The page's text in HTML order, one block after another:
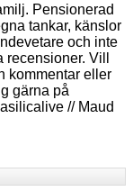
Pensionerad
tankar, känslor
och inte
Vill
kommentar eller
gärna på
// Maud